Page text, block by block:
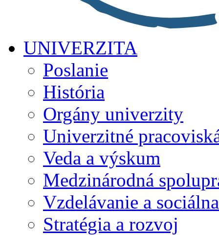
UNIVERZITA
Poslanie
História
Orgány univerzity
Univerzitné
Veda a výskum
Medzinárodná
Vzdelávanie a
Stratégia a rozvoj